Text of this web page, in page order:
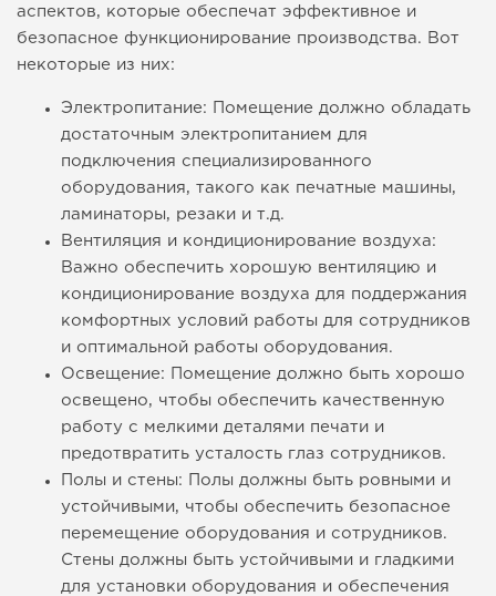
аспектов, которые обеспечат эффективное и
безопасное функционирование производства. Вот
некоторые из них:
Электропитание: Помещение должно обладать
достаточным электропитанием для
подключения специализированного
оборудования, такого как печатные машины,
ламинаторы, резаки и т.д.
Вентиляция и кондиционирование воздуха:
Важно обеспечить хорошую вентиляцию и
кондиционирование воздуха для поддержания
комфортных условий работы для сотрудников
и оптимальной работы оборудования.
Освещение: Помещение должно быть хорошо
освещено, чтобы обеспечить качественную
работу с мелкими деталями печати и
предотвратить усталость глаз сотрудников.
Полы и стены: Полы должны быть ровными и
устойчивыми, чтобы обеспечить безопасное
перемещение оборудования и сотрудников.
Стены должны быть устойчивыми и гладкими
для установки оборудования и обеспечения